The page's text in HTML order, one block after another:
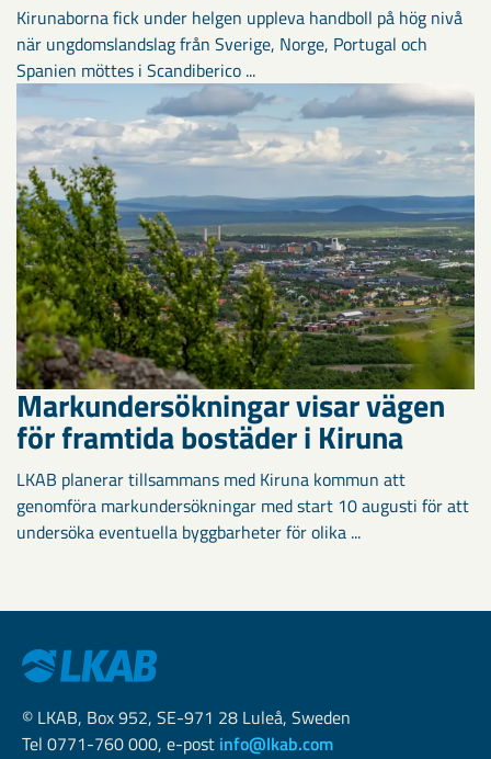
Kirunaborna fick under helgen uppleva handboll på hög nivå
när ungdomslandslag från Sverige, Norge, Portugal och
Spanien möttes i Scandiberico ...
Markundersökningar visar vägen
för framtida bostäder i Kiruna
LKAB planerar tillsammans med Kiruna kommun att
genomföra markundersökningar med start 10 augusti för att
undersöka eventuella byggbarheter för olika ...
© LKAB, Box 952, SE-971 28 Luleå, Sweden
Tel 0771-760 000, e-post info@lkab.com